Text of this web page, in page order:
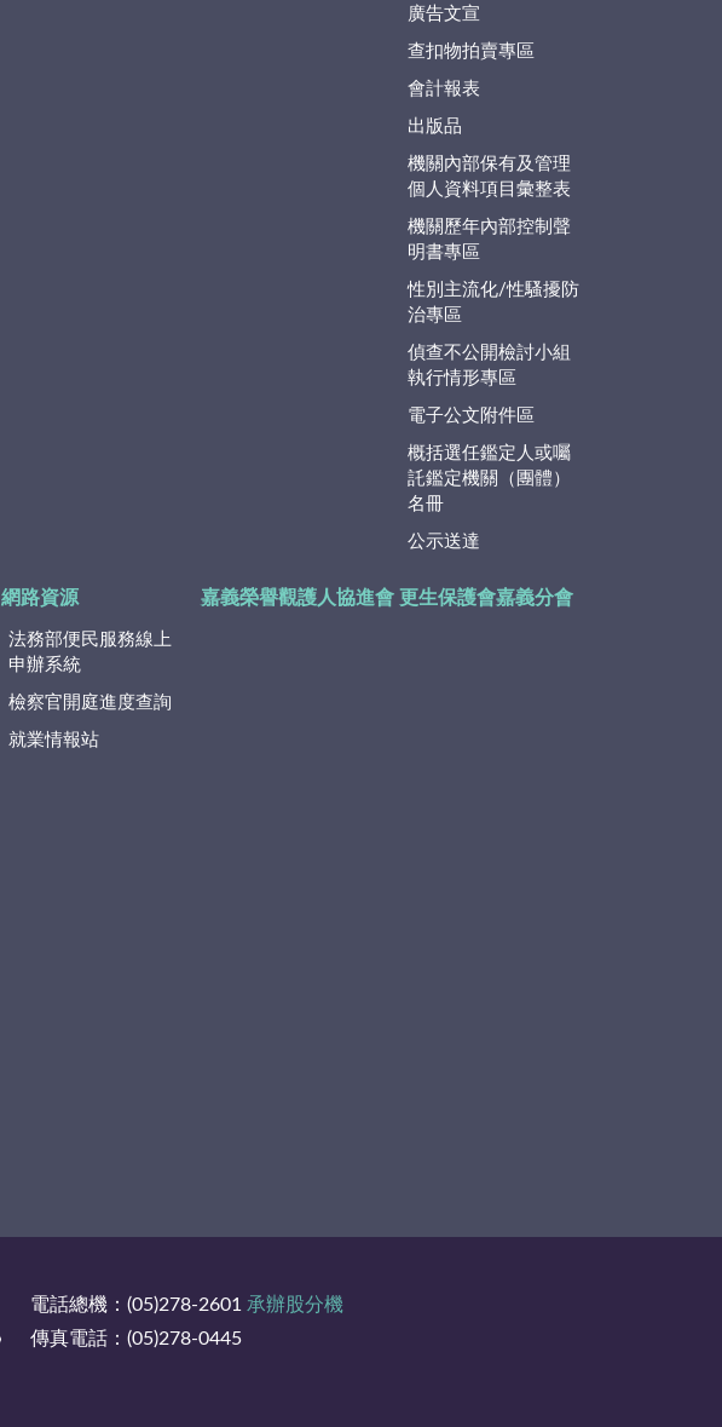
廣告文宣
查扣物拍賣專區
會計報表
出版品
機關內部保有及管理
個人資料項目彙整表
機關歷年內部控制聲
明書專區
性別主流化/性騷擾防
治專區
偵查不公開檢討小組
執行情形專區
電子公文附件區
概括選任鑑定人或囑
託鑑定機關（團體）
名冊
公示送達
網路資源
法務部便民服務線上
申辦系統
檢察官開庭進度查詢
就業情報站
嘉義榮譽觀護人協進會 更生保護會嘉義分會
電話總機：(05)278-2601 承辦股分機
傳真電話：(05)278-0445